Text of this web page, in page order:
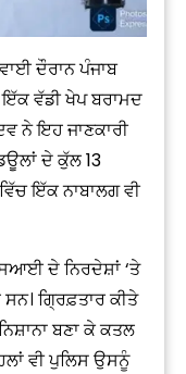
ਦੌਰਾਨ ਪੰਜਾਬ
ਇੱਕ ਵੱਡੀ ਖੇਪ ਬਰਾਮਦ
ਨੇ ਇਹ ਜਾਣਕਾਰੀ
ਦੇ ਕੁੱਲ 13
ਇੱਕ ਨਾਬਾਲਗ ਵੀ
ਦੇ ਨਿਰਦੇਸ਼ਾਂ ‘ਤੇ
ਗ੍ਰਿਫ਼ਤਾਰ ਕੀਤੇ
ਬਣਾ ਕੇ ਕਤਲ
ਵੀ ਪੁਲਿਸ ਉਸਨੂੰ